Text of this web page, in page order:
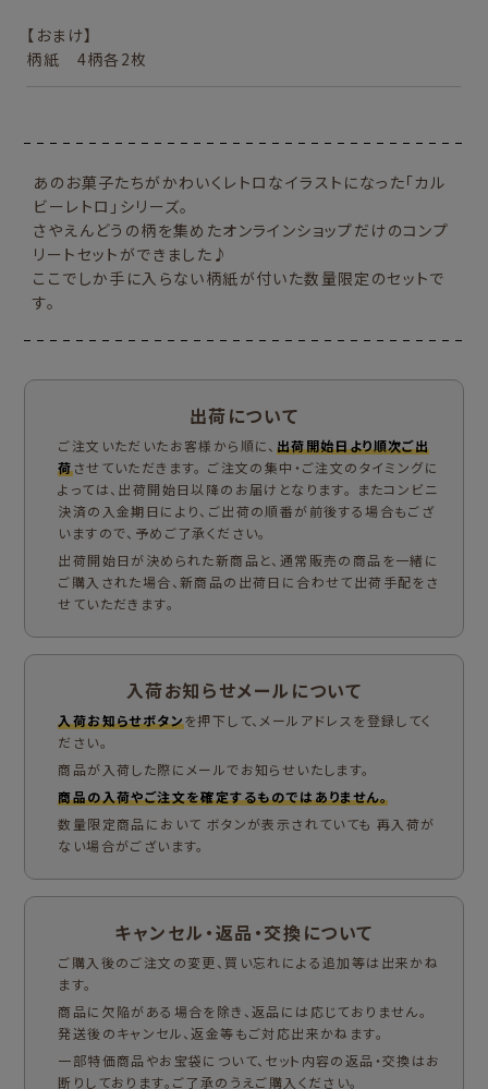
【おまけ】
柄紙 4柄各2枚
あのお菓子たちがかわいくレトロなイラストになった「カル
ビーレトロ」シリーズ。
さやえんどうの柄を集めたオンラインショップだけのコンプ
リートセットができました♪
ここでしか手に入らない柄紙が付いた数量限定のセットで
す。
出荷について
ご注文いただいたお客様から順に、 出荷開始日より順次ご出
荷させていただきます。 ご注文の集中・ご注文のタイミングに
よっては、出荷開始日以降のお届けとなります。 またコンビニ
決済の入金期日により、ご出荷の順番が前後する場合もござ
いますので、予めご了承ください。
出荷開始日が決められた新商品と、通常販売の商品を一緒に
ご購入された場合、新商品の出荷日に合わせて出荷手配をさ
せていただきます。
入荷お知らせメールについて
入荷お知らせボタンを押下して、メールアドレスを登録してく
ださい。
商品が入荷した際にメールでお知らせいたします。
商品の入荷やご注文を確定するものではありません。
数量限定商品において ボタンが表示されていても 再入荷が
ない場合がございます。
キャンセル・返品・交換について
ご購入後のご注文の変更、買い忘れによる追加等は出来かね
ます。
商品に欠陥がある場合を除き、返品には応じておりません。
発送後のキャンセル、返金等もご対応出来かねます。
一部特価商品やお宝袋について、セット内容の返品・交換はお
断りしております。ご了承のうえご購入ください。